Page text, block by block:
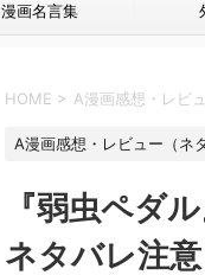
漫画名言集
HOME > A漫画感想・レビ
A漫画感想・レビュー（ネ
『弱虫ペダ
ネタバレ注意